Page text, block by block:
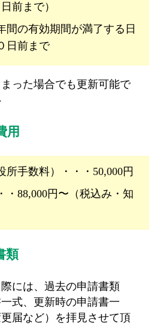
前まで）
間の有効期間が満了する日
日前まで
った場合でも更新可能で
用
所手数料）・・・50,000円
・88,000円〜（税込み・知
類
には、過去の申請書類
式、更新時の申請書一
届など）を拝見させて頂